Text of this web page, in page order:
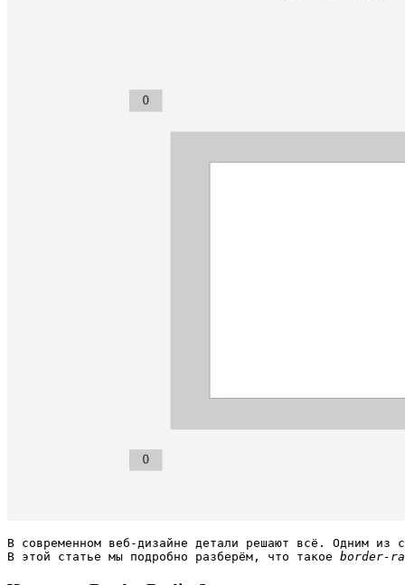
В современном веб-дизайне детали решают всё. Одним из
В этой статье мы подробно разберём, что такое border-